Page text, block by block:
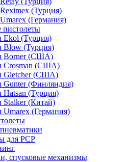
(Турция)
(Германия)
пистолеты
Ekol (Турция)
Blow (Турция)
Borner (США)
Crosman (США)
Gletcher (США)
Gunter (Финляндия)
Hatsan (Турция)
Stalker (Китай)
Umarex (Германия)
для PCP
спусковые механизмы